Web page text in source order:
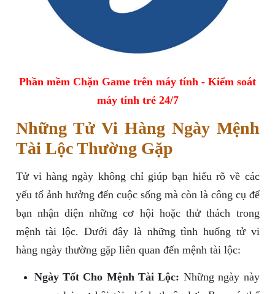
Phần mềm Chặn Game trên máy tính - Kiểm soát
máy tính trẻ 24/7
Những Tử Vi Hàng Ngày Mệnh
Tài Lộc Thường Gặp
Tử vi hàng ngày không chỉ giúp bạn hiểu rõ về các
yếu tố ảnh hưởng đến cuộc sống mà còn là công cụ để
bạn nhận diện những cơ hội hoặc thử thách trong
mệnh tài lộc. Dưới đây là những tình huống tử vi
hàng ngày thường gặp liên quan đến mệnh tài lộc:
Ngày Tốt Cho Mệnh Tài Lộc: Những ngày này